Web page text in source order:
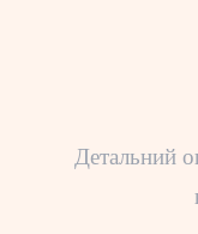
Детальний